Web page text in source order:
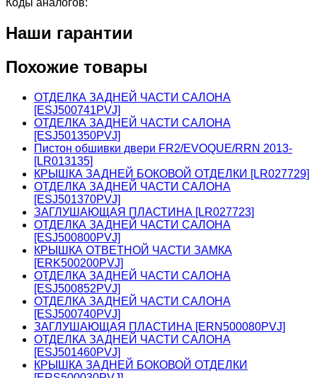
Коды аналогов:
Наши гарантии
Похожие товары
ОТДЕЛКА ЗАДНЕЙ ЧАСТИ САЛОНА
[ESJ500741PVJ]
ОТДЕЛКА ЗАДНЕЙ ЧАСТИ САЛОНА
[ESJ501350PVJ]
Пистон обшивки двери FR2/EVOQUE/RRN 2013-
[LR013135]
КРЫШКА ЗАДНЕЙ БОКОВОЙ ОТДЕЛКИ [LR027729]
ОТДЕЛКА ЗАДНЕЙ ЧАСТИ САЛОНА
[ESJ501370PVJ]
ЗАГЛУШАЮЩАЯ ПЛАСТИНА [LR027723]
ОТДЕЛКА ЗАДНЕЙ ЧАСТИ САЛОНА
[ESJ500800PVJ]
КРЫШКА ОТВЕТНОЙ ЧАСТИ ЗАМКА
[ERK500200PVJ]
ОТДЕЛКА ЗАДНЕЙ ЧАСТИ САЛОНА
[ESJ500852PVJ]
ОТДЕЛКА ЗАДНЕЙ ЧАСТИ САЛОНА
[ESJ500740PVJ]
ЗАГЛУШАЮЩАЯ ПЛАСТИНА [ERN500080PVJ]
ОТДЕЛКА ЗАДНЕЙ ЧАСТИ САЛОНА
[ESJ501460PVJ]
КРЫШКА ЗАДНЕЙ БОКОВОЙ ОТДЕЛКИ